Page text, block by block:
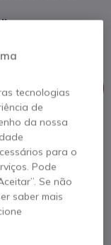
apresentamos
tecnologias
de
da nossa
para o
Pode
Se não
saber mais